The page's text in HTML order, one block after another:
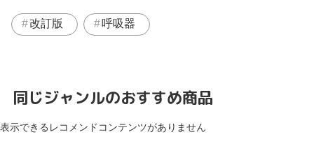
改訂版 呼吸器
同じジャンルのおすすめ商品
表示できるレコメンドコンテンツがありません